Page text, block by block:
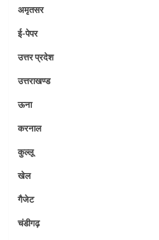
अमृतसर
ई-पेपर
उत्तर प्रदेश
उत्तराखण्ड
ऊना
करनाल
कुल्लू
खेल
गैजेट
चंडीगढ़